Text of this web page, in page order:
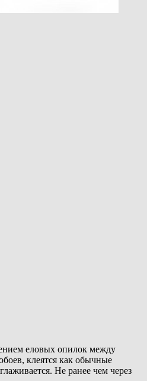
еловых опилок между
клеятся как обычные
Не ранее чем через